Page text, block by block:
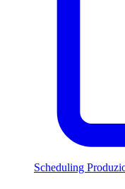
Scheduling